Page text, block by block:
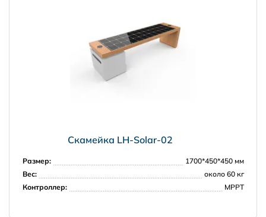
НПО Энергомаш
Скамейка LH-Solar-02
Размер:
1700*450*450 мм
Вес:
около 60 кг
Контроллер:
МРРТ